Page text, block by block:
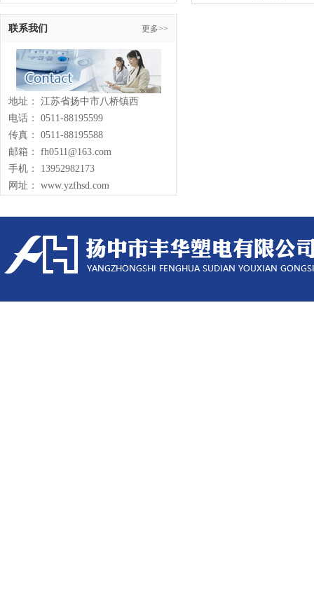
联系我们 更多>>
地址： 江苏省扬中市八桥镇西
电话： 0511-88195599
传真： 0511-88195588
邮箱： fh0511@163.com
手机： 13952982173
网址： www.yzfhsd.com